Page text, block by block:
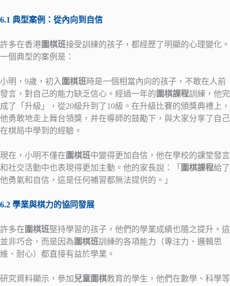
6.1 典型案例：從內向到自信
許多在香港圍棋班接受訓練的孩子，都經歷了明顯的心理變化。
一個典型的案例是：
小明，9歲，初入 圍棋班時是一個相當內向的孩子，不敢在人前
發言，對自己的能力缺乏信心。經過一年的 圍棋課程訓練，他完
成了「升級」，從20級升到了10級。在升級比賽的頒獎典禮上，
他勇敢地走上舞台領獎，并在導師的鼓勵下，與大家分享了自己
在棋局中學到的經驗。
現在，小明不僅在 圍棋班中變得更加自信，他在學校的課堂發言
和社交活動中也表現得更加主動。他的家長說：「 圍棋課程給了
他勇氣和自信，這是任何補習都無法提供的。」
6.2 學業與棋力的協同發展
許多在 圍棋班堅持學習的孩子，他們的學業成績也隨之提升。這
並非巧合，而是因為 圍棋班訓練的各項能力（專注力、邏輯思
維、耐心）都直接有益於學業。
研究資料顯示，參加 兒童圍棋教育的學生，他們在數學、科學等